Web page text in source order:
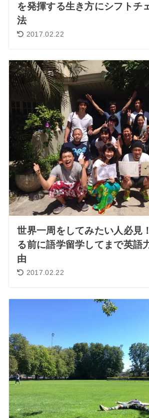
を発揮する生き方にシフトチ
法
2017.02.22
世界一周をしてみたい人必見
る前に語学留学してまで英語
由
2017.02.22